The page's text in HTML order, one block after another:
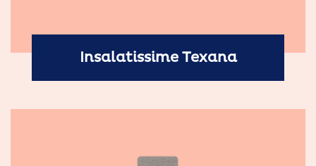
Insalatissime Texana